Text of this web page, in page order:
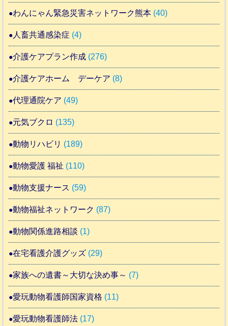
わんにゃん緊急災害ネットワーク熊本 (40)
人畜共通感染症 (4)
介護ケアプラン作成 (276)
介護ケアホーム デーケア (8)
代理通院ケア (49)
元気ブクロ (135)
動物リハビリ (189)
動物愛護 福祉 (110)
動物支援ナース (59)
動物福祉ネットワーク (87)
動物関係進路相談 (1)
在宅看護介護グッズ (29)
家族への遺書～大切な決め事～ (7)
愛玩動物看護師国家資格 (11)
愛玩動物看護師法 (17)